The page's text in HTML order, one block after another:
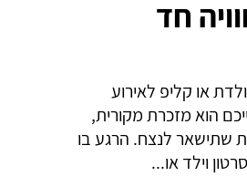
חד
או קליפ לאירוע
הוא מזכרת מקורית,
שתישאר לנצח. הרגע בו
וילד או...